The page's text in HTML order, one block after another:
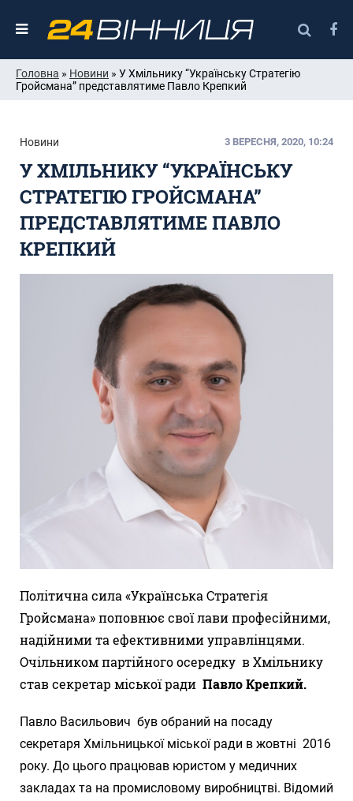
Головна » Новини » У Хмільнику “Українську Стратегію
Гройсмана” представлятиме Павло Крепкий
Новини 3 ВЕРЕСНЯ, 2020, 10:24
У ХМІЛЬНИКУ “УКРАЇНСЬКУ
СТРАТЕГІЮ ГРОЙСМАНА”
ПРЕДСТАВЛЯТИМЕ ПАВЛО
КРЕПКИЙ
Політична сила «Українська Стратегія
Гройсмана» поповнює свої лави професійними,
надійними та ефективними управлінцями.
Очільником партійного осередку в Хмільнику
став секретар міської ради Павло Крепкий.
Павло Васильович був обраний на посаду
секретаря Хмільницької міської ради в жовтні 2016
року. До цього працював юристом у медичних
закладах та на промисловому виробництві. Відомий